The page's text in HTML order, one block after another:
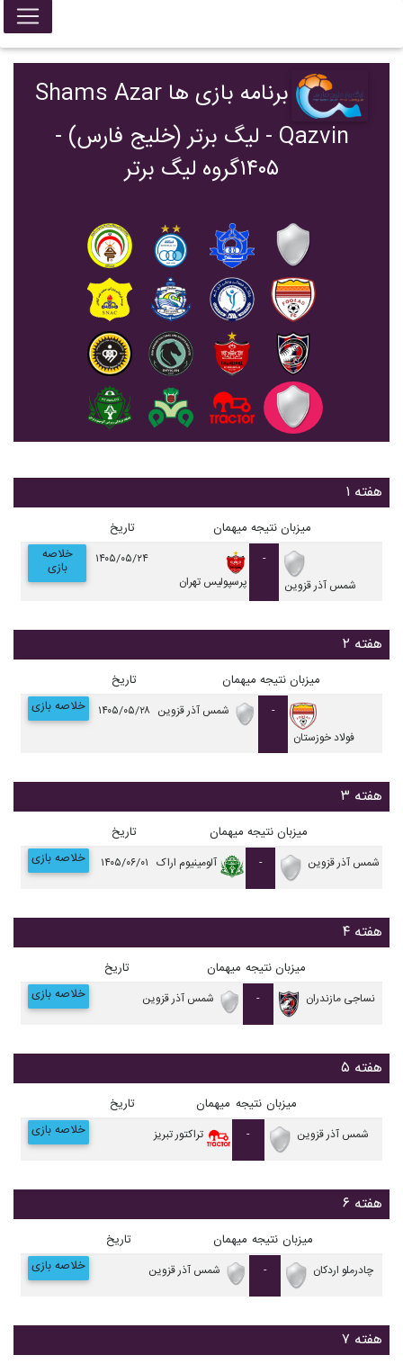
برنامه بازی ها Shams Azar
Qazvin - ليگ برتر (خليج فارس) -
۱۴۰۵گروه لیگ برتر
هفته ۱
میزباننتیجه میهمان تاریخ
شمس آذر قزوین
-
پرسپولیس تهران
۱۴۰۵/۰۵/۲۴ خلاصه
بازی
هفته ۲
میزباننتیجه میهمان تاریخ
فولاد خوزستان
- شمس آذر قزوین ۱۴۰۵/۰۵/۲۸ خلاصه بازی
هفته ۳
میزباننتیجه میهمان تاریخ
شمس آذر قزوین - آلومينيوم اراک ۱۴۰۵/۰۶/۰۱ خلاصه بازی
هفته ۴
میزبان نتیجه میهمان تاریخ
نساجی مازندران - شمس آذر قزوین خلاصه بازی
هفته ۵
میزبان نتیجه میهمان تاریخ
شمس آذر قزوین - تراکتور تبریز خلاصه بازی
هفته ۶
میزبان نتیجه میهمان تاریخ
چادرملو اردکان - شمس آذر قزوین خلاصه بازی
هفته ۷